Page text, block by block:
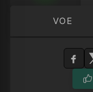
VOE
Изберете